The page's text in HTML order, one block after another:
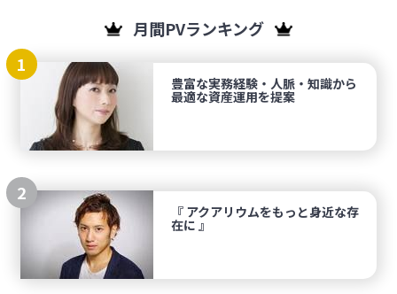
月間PVランキング
1
豊富な実務経験・人脈・知識から
最適な資産運用を提案
2
『 アクアリウムをもっと身近な存
在に 』